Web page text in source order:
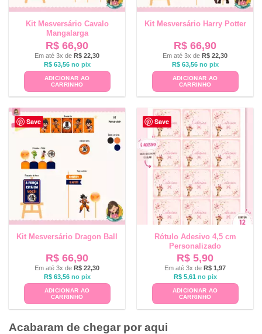
Kit Mesversário Cavalo
Mangalarga
R$ 66,90
Em até 3x de R$ 22,30
R$63,56 no pix
ADICIONAR AO
CARRINHO
Kit Mesversário Harry Potter
R$ 66,90
Em até 3x de R$ 22,30
R$63,56 no pix
ADICIONAR AO
CARRINHO
Save
Kit Mesversário Dragon Ball
R$ 66,90
Em até 3x de R$ 22,30
R$63,56 no pix
ADICIONAR AO
CARRINHO
Save
Rótulo Adesivo 4,5 cm
Personalizado
R$ 5,90
Em até 3x de R$ 1,97
R$5,61 no pix
ADICIONAR AO
CARRINHO
Acabaram de chegar por aqui